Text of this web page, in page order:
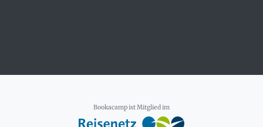
Bookacamp ist Mitglied im